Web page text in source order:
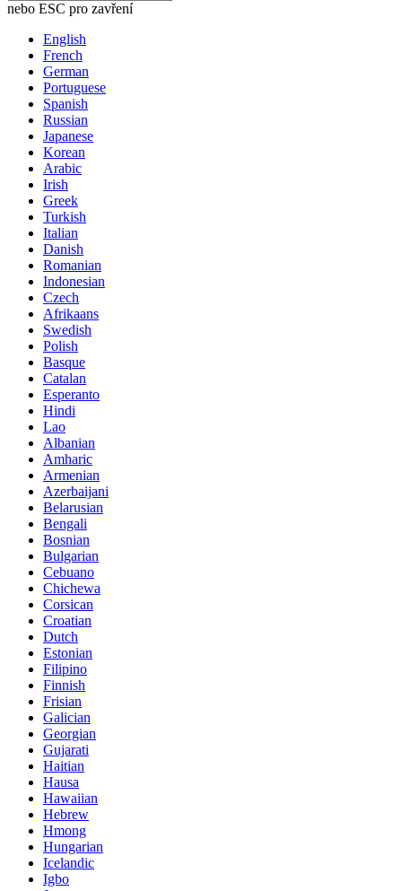
nebo ESC pro zavření
English
French
German
Portuguese
Spanish
Russian
Japanese
Korean
Arabic
Irish
Greek
Turkish
Italian
Danish
Romanian
Indonesian
Czech
Afrikaans
Swedish
Polish
Basque
Catalan
Esperanto
Hindi
Lao
Albanian
Amharic
Armenian
Azerbaijani
Belarusian
Bengali
Bosnian
Bulgarian
Cebuano
Chichewa
Corsican
Croatian
Dutch
Estonian
Filipino
Finnish
Frisian
Galician
Georgian
Gujarati
Haitian
Hausa
Hawaiian
Hebrew
Hmong
Hungarian
Icelandic
Igbo